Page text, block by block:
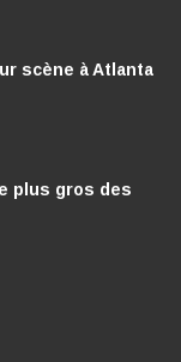
scène à Atlanta
plus gros des